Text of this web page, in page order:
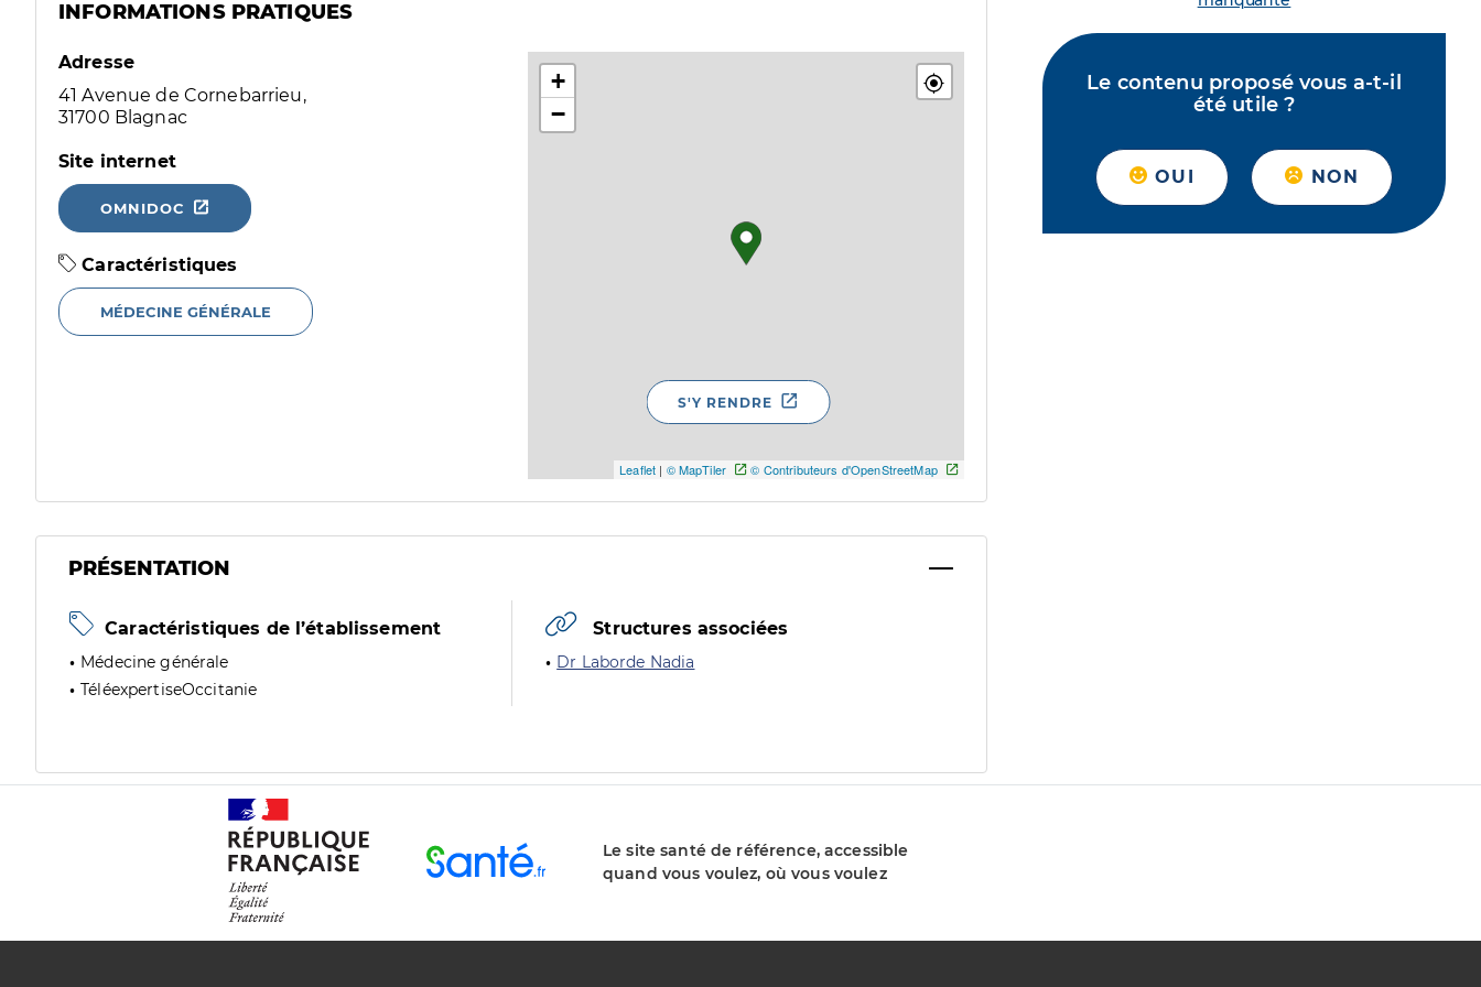
INFORMATIONS PRATIQUES
Adresse
41 Avenue de Cornebarrieu,
31700 Blagnac
Site internet
OMNIDOC
Caractéristiques
MÉDECINE GÉNÉRALE
+
−
Leaflet | © MapTiler © Contributeurs d'OpenStreetMap
S'Y RENDRE
PRÉSENTATION
Caractéristiques de l’établissement
Médecine générale
TéléexpertiseOccitanie
Structures associées
Dr Laborde Nadia
Le contenu proposé vous a-t-il
été utile ?
OUI NON
Le site santé de référence, accessible
quand vous voulez, où vous voulez